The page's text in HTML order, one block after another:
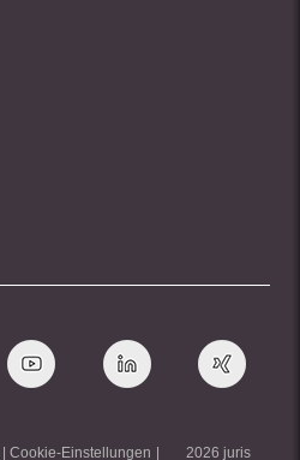
Cookie-Einstellungen 2026 juris